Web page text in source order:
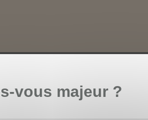
vous majeur ?